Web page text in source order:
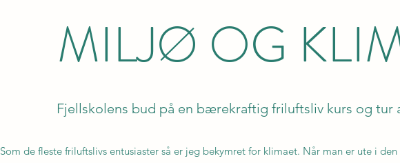
MILJØ OG
Fjellskolens bud på en bærekraftig friluftsliv kurs og tur
Som de fleste friluftslivs entusiaster så er jeg bekymret for klimaet. Når man er ute i